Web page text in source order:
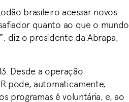
brasileiro acessar novos
quanto ao que o mundo
diz o presidente da Abrapa,
Desde a operação
pode, automaticamente,
programas é voluntária, e, ao